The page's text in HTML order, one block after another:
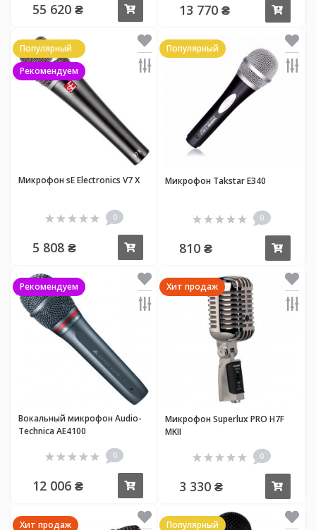
55 620 ₴ 13 770 ₴
Популярный
Рекомендуем
Микрофон sE Electronics V7 X
0
5 808 ₴
Популярный
Микрофон Takstar E340
0
810 ₴
Рекомендуем
Вокальный микрофон Audio-
Technica AE4100
0
12 006 ₴
Хит продаж
Микрофон Superlux PRO H7F
MKII
0
3 330 ₴
Хит продаж Популярный